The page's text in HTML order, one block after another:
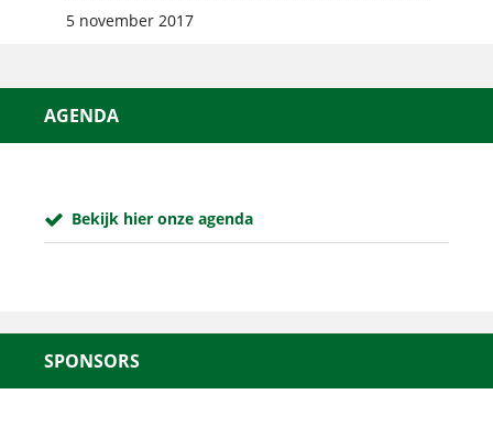
5 november 2017
AGENDA
Bekijk hier onze agenda
SPONSORS